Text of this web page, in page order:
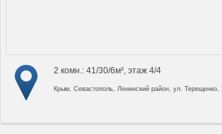
2 комн.: 41/30/6м², этаж 4/4
Крым, Севастополь, Ленинский район, ул. Терещенко,